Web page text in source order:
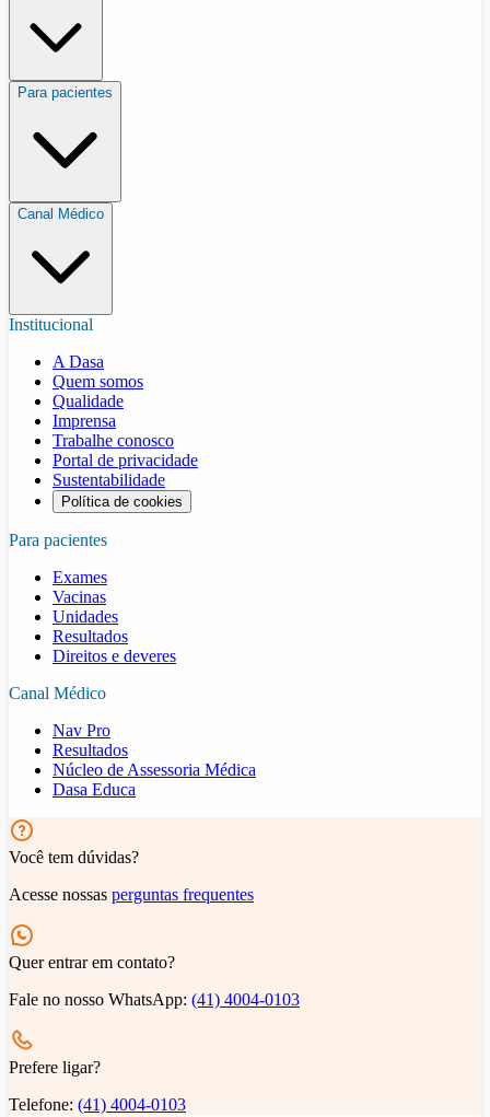
Para pacientes
Canal Médico
Institucional
A Dasa
Quem somos
Qualidade
Imprensa
Trabalhe conosco
Portal de privacidade
Sustentabilidade
Política de cookies
Para pacientes
Exames
Vacinas
Unidades
Resultados
Direitos e deveres
Canal Médico
Nav Pro
Resultados
Núcleo de Assessoria Médica
Dasa Educa
Você tem dúvidas?
Acesse nossas perguntas frequentes
Quer entrar em contato?
Fale no nosso WhatsApp: (41) 4004-0103
Prefere ligar?
Telefone: (41) 4004-0103